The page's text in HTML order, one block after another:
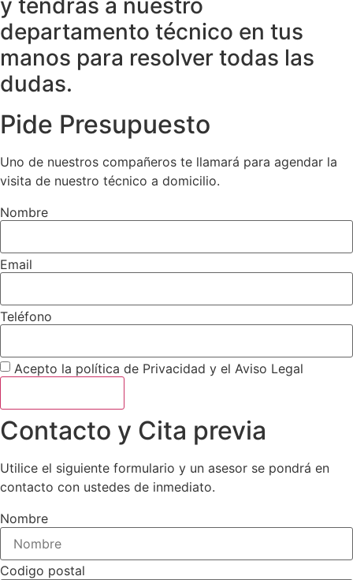
y tendrás a nuestro
departamento técnico en tus
manos para resolver todas las
dudas.
Pide Presupuesto
Uno de nuestros compañeros te llamará para agendar la
visita de nuestro técnico a domicilio.
Nombre
Email
Teléfono
Acepto la política de Privacidad y el Aviso Legal
Contacto y Cita previa
Utilice el siguiente formulario y un asesor se pondrá en
contacto con ustedes de inmediato.
Nombre
Codigo postal